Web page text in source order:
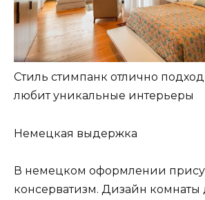
Стиль стимпанк отлично
любит уникальные интерьеры
Немецкая выдержка
В немецком оформлении
консерватизм. Дизайн комнаты